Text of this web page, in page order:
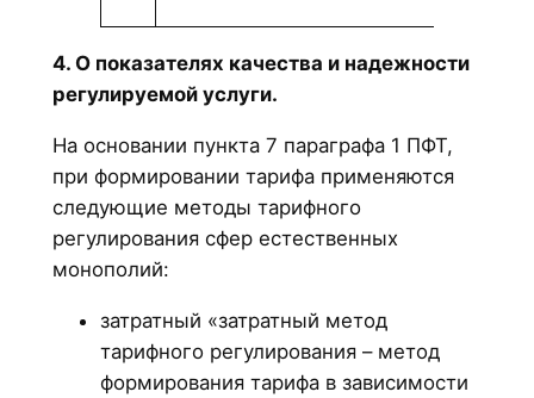
4. О показателях качества и надежности
регулируемой услуги.
На основании пункта 7 параграфа 1 ПФТ,
при формировании тарифа применяются
следующие методы тарифного
регулирования сфер естественных
монополий:
затратный «затратный метод
тарифного регулирования – метод
формирования тарифа в зависимости